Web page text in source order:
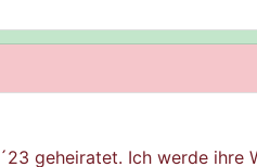
geheiratet. Ich werde ihre